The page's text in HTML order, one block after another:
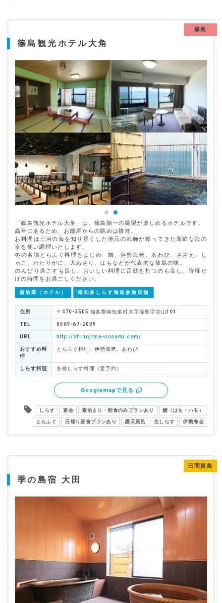
篠島観光ホテル大角
篠島
「篠島観光ホテル大角」は、篠島随一の眺望が楽しめるホテルです。
高台にあるため、お部屋からの眺めは抜群。
お料理は三河の海を知り尽くした地元の漁師が獲ってきた新鮮な海の
幸を使い調理いたします。
冬の名物とらふぐ料理をはじめ、鯛、伊勢海老、あわび、さざえ、し
ゃこ、わたりがに、大あさり、はもなどが代表的な篠島の味。
のんびり過ごすも良し、おいしい料理に舌鼓を打つのも良し、皆様だ
けの時間をお過ごしください。
宿泊業（ホテル） 南知多しらす海道参加店舗
住所 〒470-3505 知多郡南知多町大字篠島字堂山101
TEL 0569-67-2039
URL http://shinojima-oosumi.com/
おすすめ料
理
とらふぐ料理、伊勢海老、あわび
しらす料理 各種しらす料理（要予約）
Googlemapで見る
しらす 宴会 素泊まり・朝食のみプランあり 鱧（はも・ハモ）
とらふぐ 日帰り昼食プランあり 露天風呂 生しらす 伊勢海老
季の島宿 大田
日間賀島